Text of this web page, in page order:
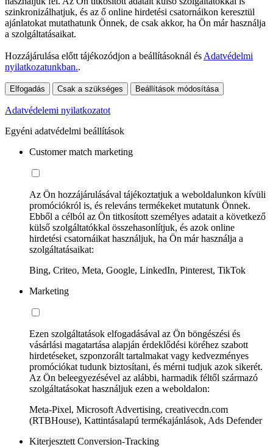
szinkronizálhatjuk, és az ő online hirdetési csatornáikon keresztül
ajánlatokat mutathatunk Önnek, de csak akkor, ha Ön már használja
a szolgáltatásaikat.
Hozzájárulása előtt tájékozódjon a beállításoknál és Adatvédelmi
nyilatkozatunkban..
Elfogadás Csak a szükséges Beállítások módosítása
Adatvédelemi nyilatkozatot
Egyéni adatvédelmi beállítások
Customer match marketing
Az Ön hozzájárulásával tájékoztatjuk a weboldalunkon kívüli
promóciókról is, és releváns termékeket mutatunk Önnek.
Ebből a célból az Ön titkosított személyes adatait a következő
külső szolgáltatókkal összehasonlítjuk, és azok online
hirdetési csatornáikat használjuk, ha Ön már használja a
szolgáltatásaikat:
Bing, Criteo, Meta, Google, LinkedIn, Pinterest, TikTok
Marketing
Ezen szolgáltatások elfogadásával az Ön böngészési és
vásárlási magatartása alapján érdeklődési köréhez szabott
hirdetéseket, szponzorált tartalmakat vagy kedvezményes
promóciókat tudunk biztosítani, és mérni tudjuk azok sikerét.
Az Ön beleegyezésével az alábbi, harmadik féltől származó
szolgáltatásokat használjuk ezen a weboldalon:
Meta-Pixel, Microsoft Advertising, creativecdn.com
(RTBHouse), Kattintásalapú termékajánlások, Ads Defender
Kiterjesztett Conversion-Tracking